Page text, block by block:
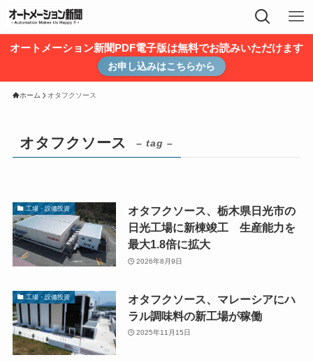
オートメーション新聞PDF電子版は無料でお読みいただけます
お申し込みはこちらから
ホーム オタフクソース
オタフクソース – tag –
工場・設備投資
オタフクソース、栃木県日光市の
日光工場に新棟竣工 生産能力を
最大1.8倍に拡大
2026年8月9日
工場・設備投資
オタフクソース、マレーシアにハ
ラル調味料の新工場が稼働
2025年11月15日